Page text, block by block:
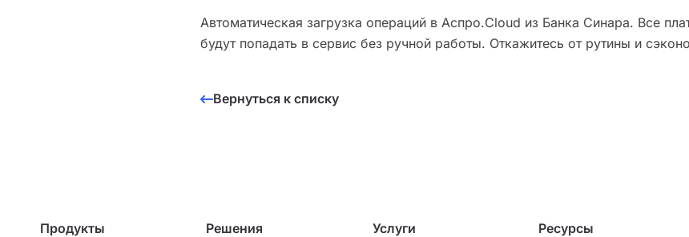
Автоматическая загрузка операций в Аспро.Cloud из Банка Синара. Все
будут попадать в сервис без ручной работы. Откажитесь от рутины и
Вернуться к списку
Продукты Решения Услуги Ресурсы